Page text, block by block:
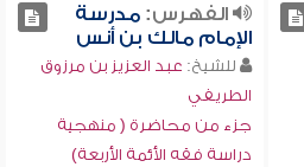
الفهرس:مدرسة
الإمام مالك بن أنس
للشيخ: عبد العزيز بن مرزوق
الطريفي
جزء من محاضرة ( منهجية
دراسة فقه الأئمة الأربعة)